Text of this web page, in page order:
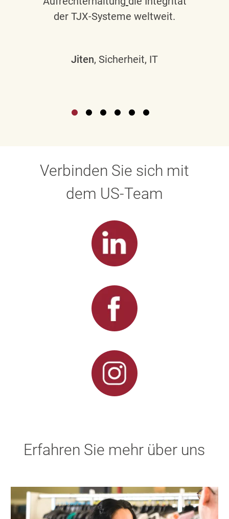
der TJX-Systeme weltweit.
Jiten, Sicherheit, IT
Verbinden Sie sich mit
dem US-Team
Erfahren Sie mehr über uns